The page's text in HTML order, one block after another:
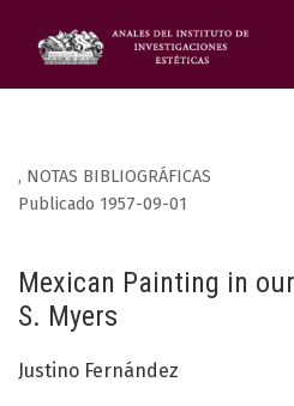
, NOTAS BIBLIOGRÁFICAS
Mexican Painting in
S. Myers
Publicado 1957-09-01
Justino Fernández